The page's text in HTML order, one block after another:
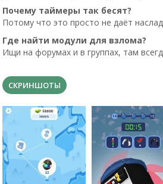
Почему таймеры так бесят?
Потому что это просто не даёт
Где найти модули для взлома?
Ищи на форумах и в группах, там
СКРИНШОТЫ